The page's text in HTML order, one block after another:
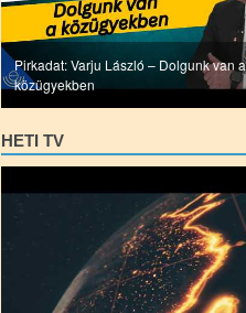
Pirkadat: Varju László – Dolgunk van a
közügyekben
HETI TV